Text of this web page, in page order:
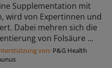
Supplementation mit
wird von Expertinnen und
Dabei mehren sich die
von Folsäure ...
von: P&G Health